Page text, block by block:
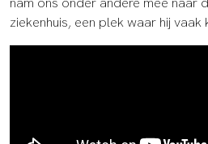
ziekenhuis, een plek waar hij vaak